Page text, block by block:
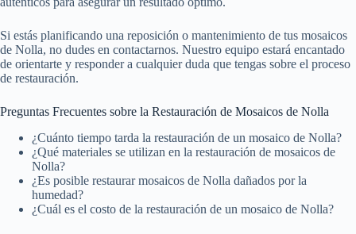
Si estás planificando una reposición o mantenimiento de tus mosaicos
de Nolla, no dudes en contactarnos. Nuestro equipo estará encantado
de orientarte y responder a cualquier duda que tengas sobre el proceso
de restauración.
Preguntas Frecuentes sobre la Restauración de Mosaicos de Nolla
¿Cuánto tiempo tarda la restauración de un mosaico de Nolla?
¿Qué materiales se utilizan en la restauración de mosaicos de
Nolla?
¿Es posible restaurar mosaicos de Nolla dañados por la
humedad?
¿Cuál es el costo de la restauración de un mosaico de Nolla?